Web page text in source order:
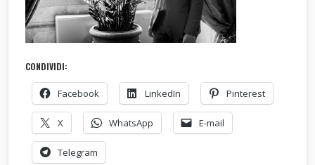
CONDIVIDI:
Facebook LinkedIn Pinterest
X WhatsApp E-mail
Telegram